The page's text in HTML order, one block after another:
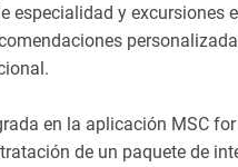
especialidad y excursiones
en la aplicación MSC
de un paquete de